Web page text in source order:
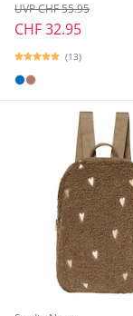
CHF 32.95
UVP CHF 55.95
(13)